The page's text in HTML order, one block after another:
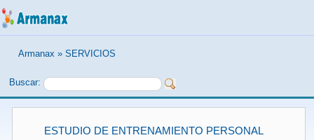
Armanax » SERVICIOS
Buscar:
ESTUDIO DE ENTRENAMIENTO PERSONAL